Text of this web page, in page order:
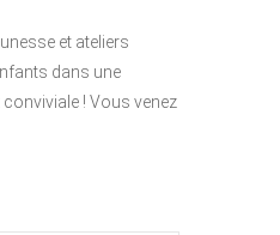
et ateliers
dans une
! Vous venez